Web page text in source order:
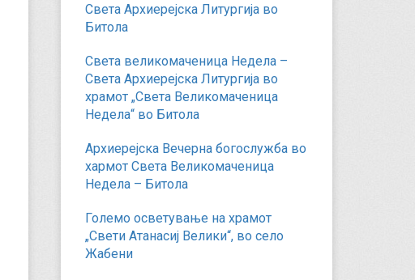
Света Архиерејска Литургија во
Битола
Света великомаченица Недела –
Света Архиерејска Литургија во
храмот „Света Великомаченица
Недела“ во Битола
Архиерејска Вечерна богослужба во
хармот Света Великомаченица
Недела – Битола
Големо осветување на храмот
„Свети Атанасиј Велики“, во село
Жабени